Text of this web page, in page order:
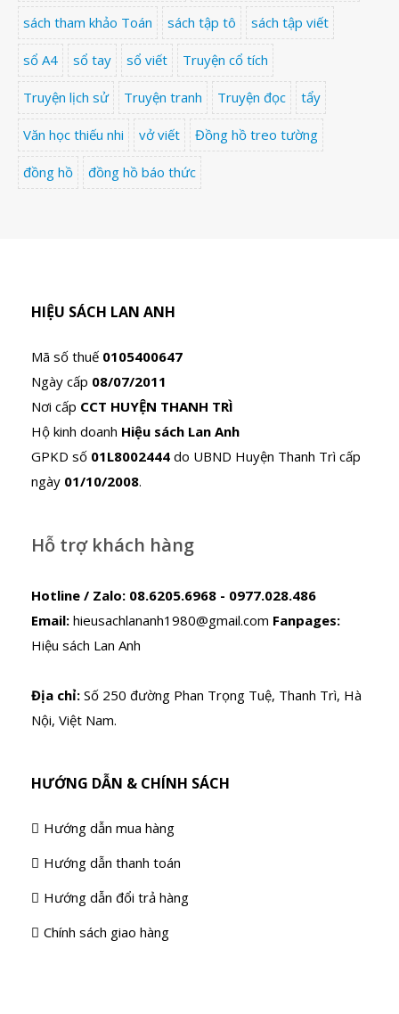
sách tham khảo Toán sách tập tô sách tập viết
sổ A4 sổ tay sổ viết Truyện cổ tích
Truyện lịch sử Truyện tranh Truyện đọc tẩy
Văn học thiếu nhi vở viết Đồng hồ treo tường
đồng hồ đồng hồ báo thức
HIỆU SÁCH LAN ANH
Mã số thuế 0105400647
Ngày cấp 08/07/2011
Nơi cấp CCT HUYỆN THANH TRÌ
Hộ kinh doanh Hiệu sách Lan Anh
GPKD số 01L8002444 do UBND Huyện Thanh Trì cấp
ngày 01/10/2008.
Hỗ trợ khách hàng
Hotline / Zalo: 08.6205.6968 - 0977.028.486
Email: hieusachlananh1980@gmail.com Fanpages:
Hiệu sách Lan Anh
Địa chỉ: Số 250 đường Phan Trọng Tuệ, Thanh Trì, Hà
Nội, Việt Nam.
HƯỚNG DẪN & CHÍNH SÁCH
Hướng dẫn mua hàng
Hướng dẫn thanh toán
Hướng dẫn đổi trả hàng
Chính sách giao hàng